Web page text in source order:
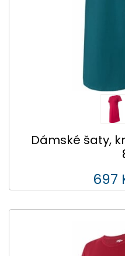
Dámské šaty,
697